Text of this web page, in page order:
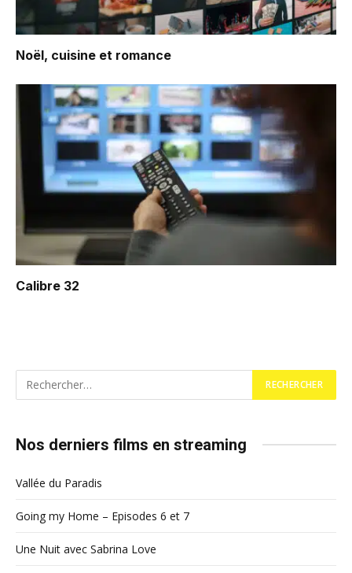
Noël, cuisine et romance
Calibre 32
Nos derniers films en streaming
Vallée du Paradis
Going my Home – Episodes 6 et 7
Une Nuit avec Sabrina Love